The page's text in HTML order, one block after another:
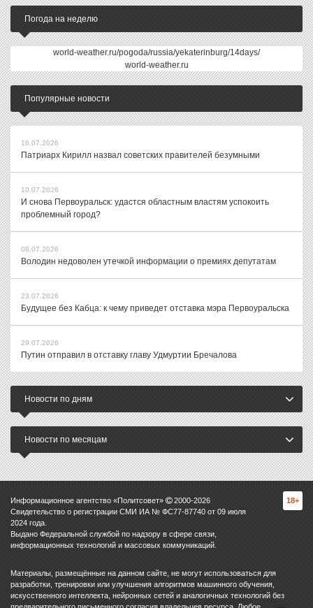
Погода на неделю
world-weather.ru/pogoda/russia/yekaterinburg/14days/
world-weather.ru
Популярные новости
16.07.2026
Патриарх Кирилл назвал советских правителей безумными
10.07.2026
И снова Первоуральск: удастся областным властям успокоить
проблемный город?
08.07.2026
Володин недоволен утечкой информации о премиях депутатам
23.07.2026
Будущее без Кабца: к чему приведет отставка мэра Первоуральска
29.07.2026
Путин отправил в отставку главу Удмуртии Бречалова
Новости по дням
Новости по месяцам
Информационное агентство «Политсовет» 2000-2026
Свидетельство о регистрации СМИ ИА № ФС77-87740 от 09 июля
2024 года.
Выдано Федеральной службой по надзору в сфере связи,
информационных технологий и массовых коммуникаций.
18+
Материалы, размещённые на данном сайте, не могут использоваться для
разработки, тренировки или улучшения алгоритмов машинного обучения,
искусственного интеллекта, нейронных сетей и аналогичных технологий без